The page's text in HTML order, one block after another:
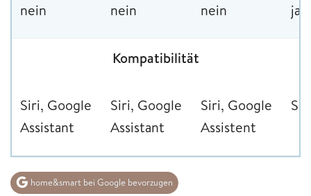
nein nein nein ja
Kompatibilität
Siri, Google
Assistant
Siri, Google
Assistant
Siri, Google
Assistent
Siri
home&smart bei Google bevorzugen